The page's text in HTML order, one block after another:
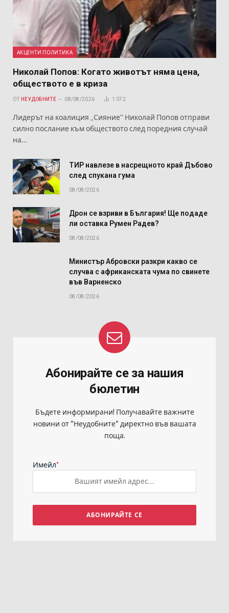
АКЦЕНТИ ПОЛИТИКА
Николай Попов: Когато животът няма цена,
обществото е в криза
ОТ НЕУДОБНИТЕ 08/08/2026 1 072
Лидерът на коалиция „Сияние“ Николай Попов отправи
силно послание към обществото след поредния случай
на…
ТИР навлезе в насрещното край Дъбово
след спукана гума
08/08/2026
Дрон се взриви в България! Ще подаде
ли оставка Румен Радев?
08/08/2026
Министър Абровски разкри какво се
случва с африканската чума по свинете
във Варненско
08/08/2026
Абонирайте се за нашия
бюлетин
Бъдете информирани! Получавайте важните
новини от "Неудобните" директно във вашата
поща.
Имейл*